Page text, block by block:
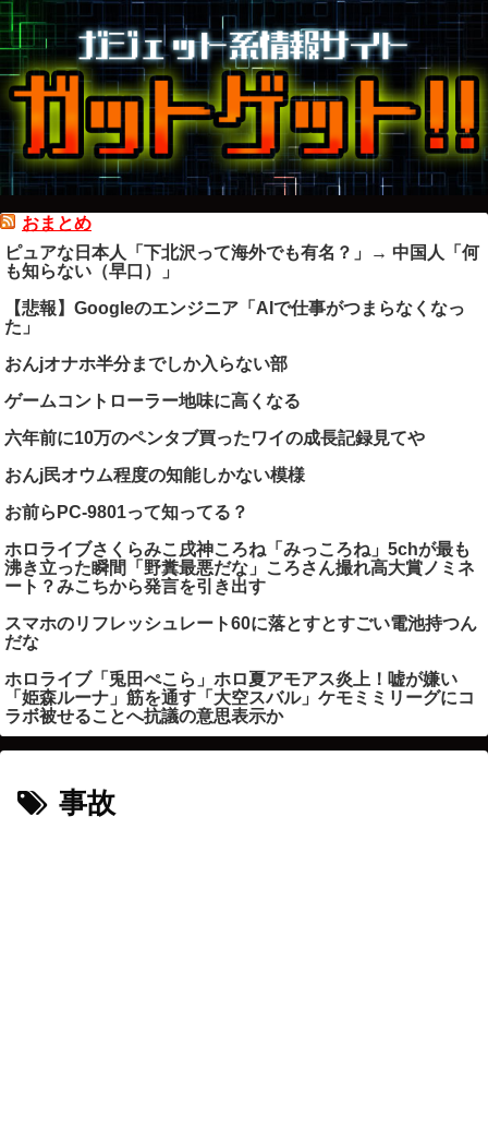
おまとめ
ピュアな日本人「下北沢って海外でも有名？」→ 中国人「何
も知らない（早口）」
【悲報】Googleのエンジニア「AIで仕事がつまらなくなっ
た」
おんjオナホ半分までしか入らない部
ゲームコントローラー地味に高くなる
六年前に10万のペンタブ買ったワイの成長記録見てや
おんj民オウム程度の知能しかない模様
お前らPC-9801って知ってる？
ホロライブさくらみこ戌神ころね「みっころね」5chが最も
沸き立った瞬間「野糞最悪だな」ころさん撮れ高大賞ノミネ
ート？みこちから発言を引き出す
スマホのリフレッシュレート60に落とすとすごい電池持つん
だな
ホロライブ「兎田ぺこら」ホロ夏アモアス炎上！嘘が嫌い
「姫森ルーナ」筋を通す「大空スバル」ケモミミリーグにコ
ラボ被せることへ抗議の意思表示か
事故